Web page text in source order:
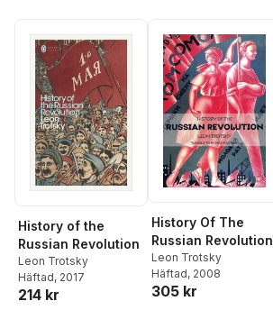
History of the
Russian Revolution
Leon Trotsky
Häftad, 2017
214 kr
History Of The
Russian Revolution
Leon Trotsky
Häftad, 2008
305 kr